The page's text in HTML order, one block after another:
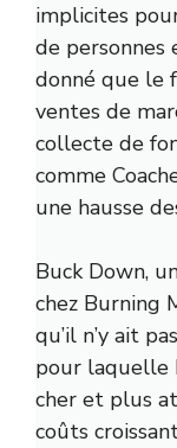
implicites
de personnes
donné que le
ventes de
collecte de
comme
une hausse
Buck Down,
chez Burning
qu’il n’y ait
pour laquelle
cher et plus
coûts